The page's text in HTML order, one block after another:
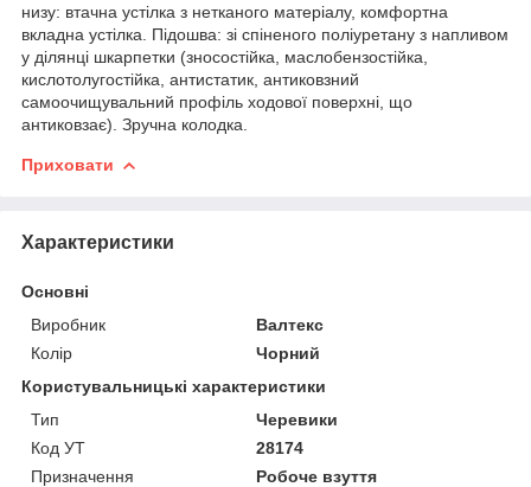
низу: втачна устілка з нетканого матеріалу, комфортна
вкладна устілка. Підошва: зі спіненого поліуретану з напливом
у ділянці шкарпетки (зносостійка, маслобензостійка,
кислотолугостійка, антистатик, антиковзний
самоочищувальний профіль ходової поверхні, що
антиковзає). Зручна колодка.
Приховати
Характеристики
Основні
Виробник
Валтекс
Колір
Чорний
Користувальницькі характеристики
Тип
Черевики
Код УТ
28174
Призначення
Робоче взуття